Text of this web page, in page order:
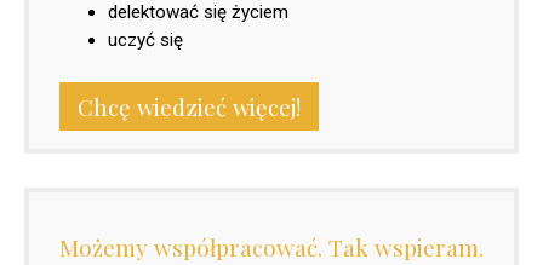
delektować się życiem
uczyć się
Chcę wiedzieć więcej!
Możemy współpracować. Tak wspieram.